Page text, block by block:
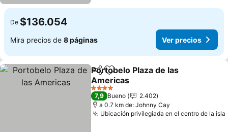
De $136.054
Mira precios de 8 páginas Ver precios
CompartirAgregar a favoritos
Portobelo Plaza de las
Americas
Ver precios
4 Estrellas
7,9 Bueno
2.402
a 0.7 km de: Johnny Cay
Ubicación privilegiada en el centro de la isla